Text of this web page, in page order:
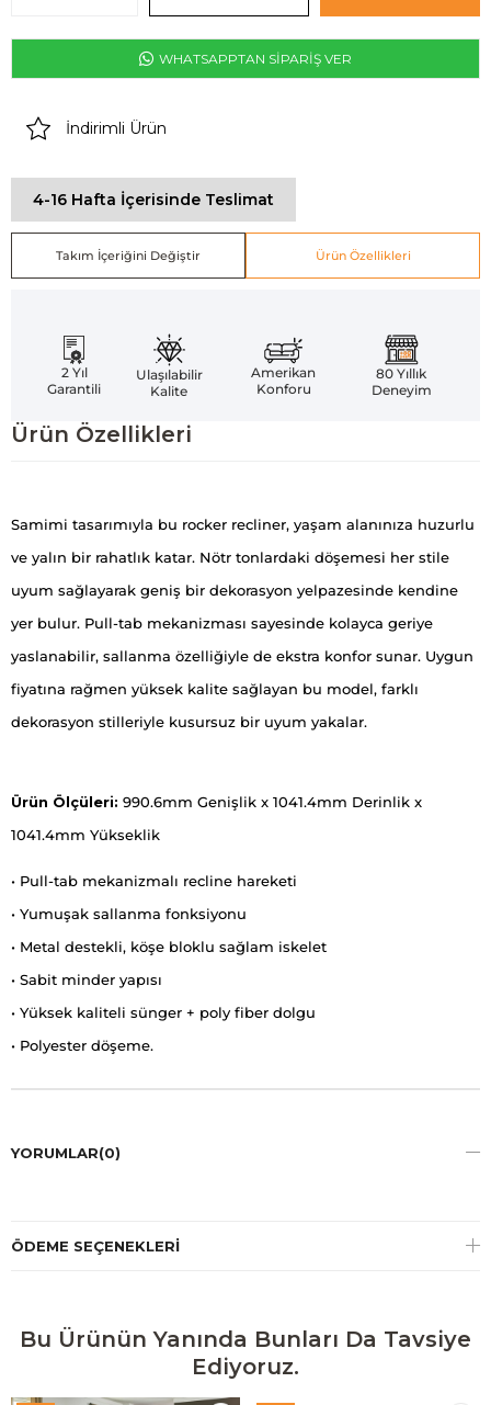
WHATSAPPTAN SİPARİŞ VER
İndirimli Ürün
4-16 Hafta İçerisinde Teslimat
Takım İçeriğini Değiştir Ürün Özellikleri
2 Yıl
Garantili
Ulaşılabilir
Kalite
Amerikan
Konforu
80 Yıllık
Deneyim
Ürün Özellikleri
Samimi tasarımıyla bu rocker recliner, yaşam alanınıza huzurlu
ve yalın bir rahatlık katar. Nötr tonlardaki döşemesi her stile
uyum sağlayarak geniş bir dekorasyon yelpazesinde kendine
yer bulur. Pull-tab mekanizması sayesinde kolayca geriye
yaslanabilir, sallanma özelliğiyle de ekstra konfor sunar. Uygun
fiyatına rağmen yüksek kalite sağlayan bu model, farklı
dekorasyon stilleriyle kusursuz bir uyum yakalar.
Ürün Ölçüleri: 990.6mm Genişlik x 1041.4mm Derinlik x
1041.4mm Yükseklik
• Pull-tab mekanizmalı recline hareketi
• Yumuşak sallanma fonksiyonu
• Metal destekli, köşe bloklu sağlam iskelet
• Sabit minder yapısı
• Yüksek kaliteli sünger + poly fiber dolgu
• Polyester döşeme.
YORUMLAR(0)
ÖDEME SEÇENEKLERI
Bu Ürünün Yanında Bunları Da Tavsiye
Ediyoruz.